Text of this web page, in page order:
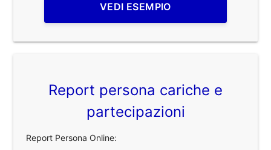
VEDI ESEMPIO
Report persona cariche e
partecipazioni
Report Persona Online: